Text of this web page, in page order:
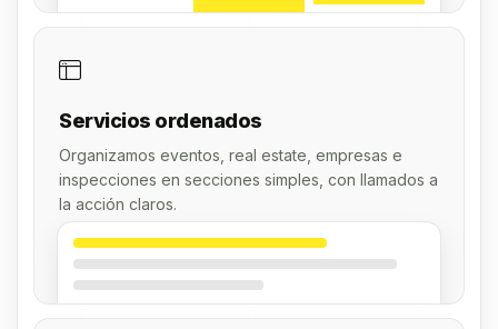
Servicios ordenados
Organizamos eventos, real estate, empresas e
inspecciones en secciones simples, con llamados a
la acción claros.